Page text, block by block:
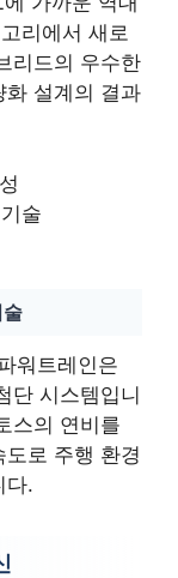
리에서 새로
리드의 우수한
화 설계의 결과
술
워트레인은
단 시스템입니
스의 연비를
로 주행 환경
다.